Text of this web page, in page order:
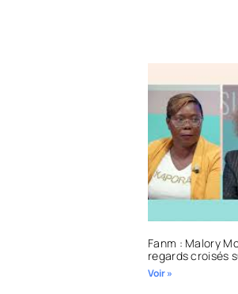
Fanm : Malory
regards croisés
Voir »